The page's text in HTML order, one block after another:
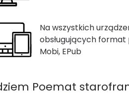
Na wszystkich
obsługujących format
Mobi, EPub
Poemat